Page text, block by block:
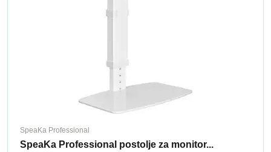
SpeaKa Professional
SpeaKa Professional postolje za monitor...